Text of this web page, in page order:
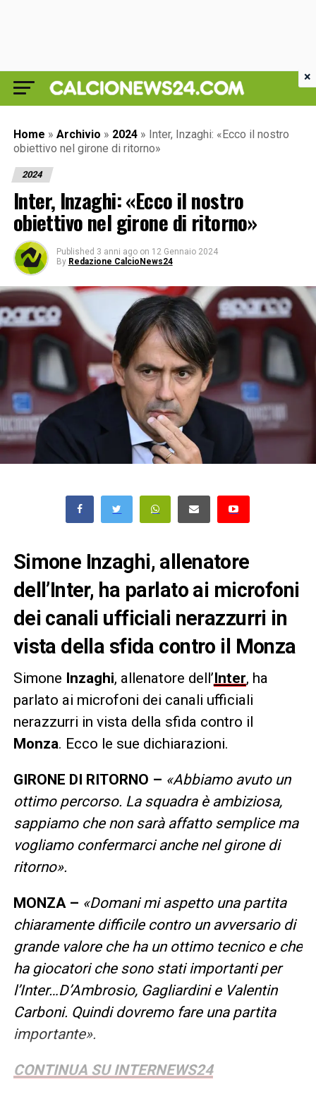
Home » Archivio » 2024 » Inter, Inzaghi: «Ecco il nostro
obiettivo nel girone di ritorno»
2024
Inter, Inzaghi: «Ecco il nostro
obiettivo nel girone di ritorno»
Published 3 anni ago on 12 Gennaio 2024
By Redazione CalcioNews24
Simone Inzaghi, allenatore
dell’Inter, ha parlato ai microfoni
dei canali ufficiali nerazzurri in
vista della sfida contro il Monza
Simone Inzaghi, allenatore dell’Inter, ha
parlato ai microfoni dei canali ufficiali
nerazzurri in vista della sfida contro il
Monza. Ecco le sue dichiarazioni.
GIRONE DI RITORNO – «Abbiamo avuto un
ottimo percorso. La squadra è ambiziosa,
sappiamo che non sarà affatto semplice ma
vogliamo confermarci anche nel girone di
ritorno».
MONZA – «Domani mi aspetto una partita
chiaramente difficile contro un avversario di
grande valore che ha un ottimo tecnico e che
ha giocatori che sono stati importanti per
l’Inter…D’Ambrosio, Gagliardini e Valentin
Carboni. Quindi dovremo fare una partita
importante».
CONTINUA SU INTERNEWS24
×